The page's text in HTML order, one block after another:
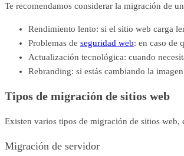
Te recomendamos considerar la migración de
Rendimiento lento: si el sitio web carga
Problemas de seguridad web: en caso de
Actualización tecnológica: cuando
Rebranding: si estás cambiando la
Tipos de migración de sitios web
Existen varios tipos de migración de sitios web,
Migración de servidor